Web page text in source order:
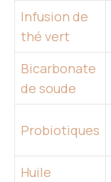
Infusion de
thé vert
Bicarbonate
de soude
Probiotiques
Huile